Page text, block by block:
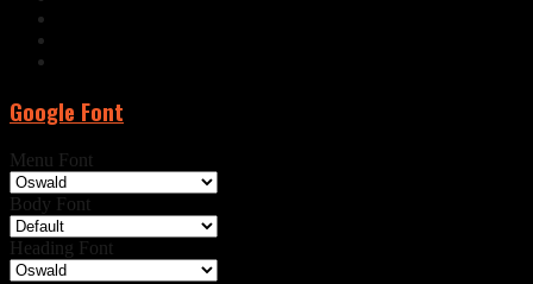
Google Font
Menu Font
Body Font
Heading Font